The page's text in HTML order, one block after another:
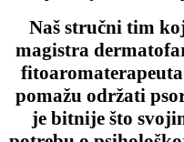
Naš stručni tim
magistra
pomažu održati
je bitnije što